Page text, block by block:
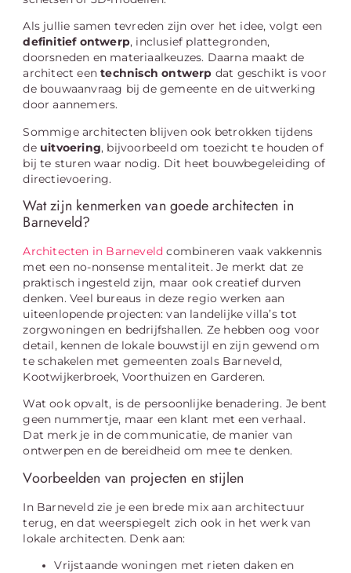
Als jullie samen tevreden zijn over het idee, volgt een
definitief ontwerp, inclusief plattegronden,
doorsneden en materiaalkeuzes. Daarna maakt de
architect eentechnisch ontwerp dat geschikt is voor
de bouwaanvraag bij de gemeente en de uitwerking
door aannemers.
Sommige architecten blijven ook betrokken tijdens
de uitvoering, bijvoorbeeld om toezicht te houden of
bij te sturen waar nodig. Dit heet bouwbegeleiding of
directievoering.
Wat zijn kenmerken van goede architecten in
Barneveld?
Architecten in Barneveld combineren vaak vakkennis
met een no-nonsense mentaliteit. Je merkt dat ze
praktisch ingesteld zijn, maar ook creatief durven
denken. Veel bureaus in deze regio werken aan
uiteenlopende projecten: van landelijke villa’s tot
zorgwoningen en bedrijfshallen. Ze hebben oog voor
detail, kennen de lokale bouwstijl en zijn gewend om
te schakelen met gemeenten zoals Barneveld,
Kootwijkerbroek, Voorthuizen en Garderen.
Wat ook opvalt, is de persoonlijke benadering. Je bent
geen nummertje, maar een klant met een verhaal.
Dat merk je in de communicatie, de manier van
ontwerpen en de bereidheid om mee te denken.
Voorbeelden van projecten en stijlen
In Barneveld zie je een brede mix aan architectuur
terug, en dat weerspiegelt zich ook in het werk van
lokale architecten. Denk aan:
Vrijstaande woningen met rieten daken en